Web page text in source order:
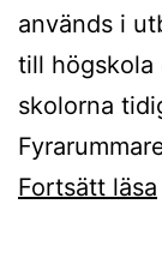
används i
till högskola
skolorna
Fortsätt läsa